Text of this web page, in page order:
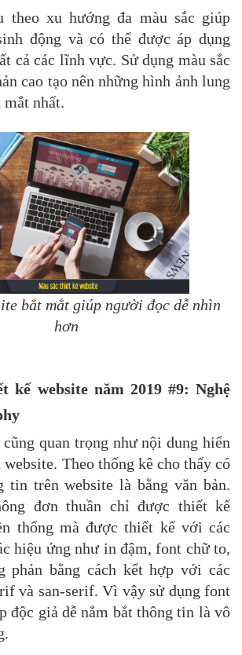
theo xu hướng đa màu sắc giúp
động và có thể được áp dụng
cả các lĩnh vực. Sử dụng màu sắc
cao tạo nên những hình ảnh lung
nhất.
bắt mắt giúp người đọc dễ nhìn
hơn
kế website năm 2019 #9: Nghệ
quan trọng như nội dung hiển
Theo thống kê cho thấy có
tin trên website là bằng văn bản.
đơn thuần chỉ được thiết kế
thống mà được thiết kế với các
hiệu ứng như in đậm, font chữ to,
phản bằng cách kết hợp với các
và san-serif. Vì vậy sử dụng font
độc giả dễ nắm bắt thông tin là vô